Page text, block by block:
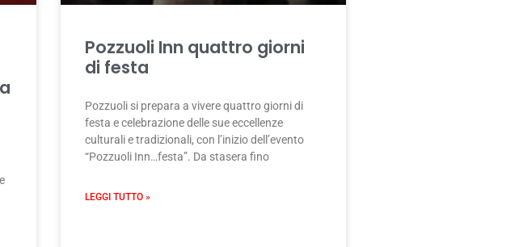
Pozzuoli Inn quattro giorni
di festa
Pozzuoli si prepara a vivere quattro giorni di
festa e celebrazione delle sue eccellenze
culturali e tradizionali, con l’inizio dell’evento
“Pozzuoli Inn…festa”. Da stasera fino
LEGGI TUTTO »